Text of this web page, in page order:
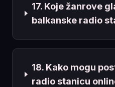
17. Koje žanrove
balkanske radio
18. Kako mogu
radio stanicu